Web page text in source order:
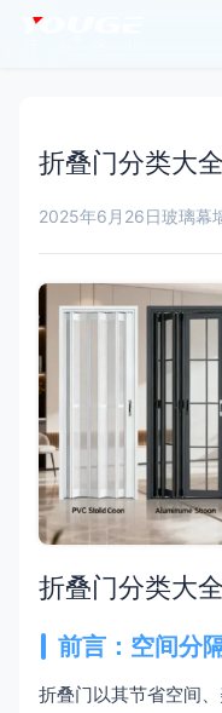
折叠门分类大
2025年6月26日玻璃幕
折叠门分类大
前言：空间分
折叠门以其节省空间